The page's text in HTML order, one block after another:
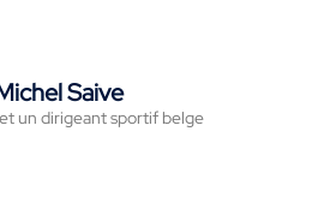
Saive
un dirigeant sportif belge